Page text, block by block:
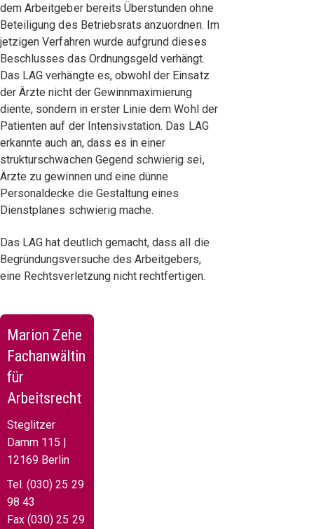
dem Arbeitgeber bereits Überstunden ohne
Beteiligung des Betriebsrats anzuordnen. Im
jetzigen Verfahren wurde aufgrund dieses
Beschlusses das Ordnungsgeld verhängt.
Das LAG verhängte es, obwohl der Einsatz
der Ärzte nicht der Gewinnmaximierung
diente, sondern in erster Linie dem Wohl der
Patienten auf der Intensivstation. Das LAG
erkannte auch an, dass es in einer
strukturschwachen Gegend schwierig sei,
Ärzte zu gewinnen und eine dünne
Personaldecke die Gestaltung eines
Dienstplanes schwierig mache.
Das LAG hat deutlich gemacht, dass all die
Begründungsversuche des Arbeitgebers,
eine Rechtsverletzung nicht rechtfertigen.
Marion Zehe
Fachanwältin
für
Arbeitsrecht
Steglitzer
Damm 115 |
12169 Berlin
Tel. (030) 25 29
98 43
Fax (030) 25 29